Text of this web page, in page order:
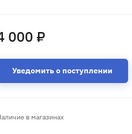
000 ₽
Уведомить о поступлении
в магазинах